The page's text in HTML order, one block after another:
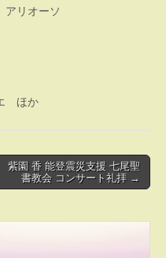
アリオーソ
ほか
紫園 香 能登震災支援 七尾聖
書教会 コンサート礼拝 →